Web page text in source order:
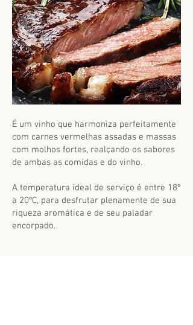
É um vinho que harmoniza perfeitamente
com carnes vermelhas assadas e massas
com molhos fortes, realçando os sabores
de ambas as comidas e do vinho.
A temperatura ideal de serviço é entre 18º
a 20ºC, para desfrutar plenamente de sua
riqueza aromática e de seu paladar
encorpado.